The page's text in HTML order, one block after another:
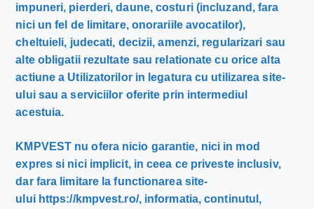
impuneri, pierderi, daune, costuri (incluzand, fara
nici un fel de limitare, onorariile avocatilor),
cheltuieli, judecati, decizii, amenzi, regularizari sau
alte obligatii rezultate sau relationate cu orice alta
actiune a Utilizatorilor in legatura cu utilizarea site-
ului sau a serviciilor oferite prin intermediul
acestuia.
KMPVEST nu ofera nicio garantie, nici in mod
expres si nici implicit, in ceea ce priveste inclusiv,
dar fara limitare la functionarea site-
ului https://kmpvest.ro/, informatia, continutul,